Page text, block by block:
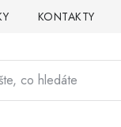
KONTAKTY